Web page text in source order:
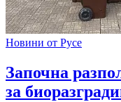
Новини от Русе
Започна
за